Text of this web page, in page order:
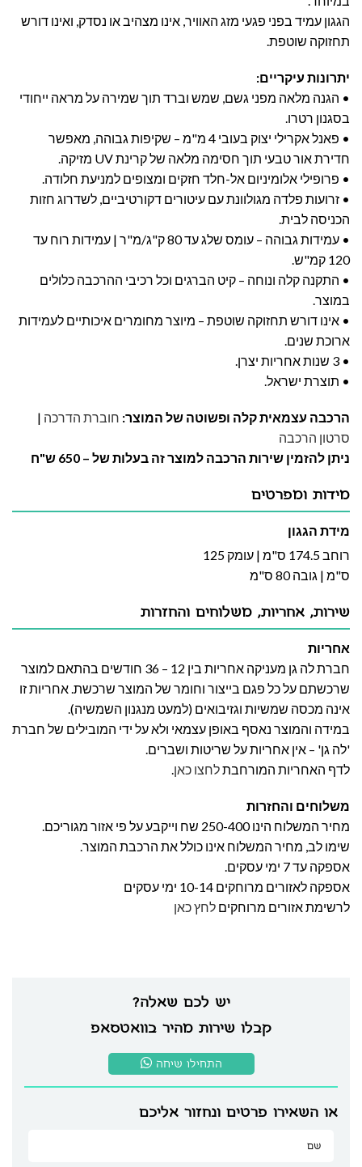
הגגון עמיד בפני פגעי מזג האוויר, אינו מצהיב או נסדק, ואינו דורש
תחזוקה שוטפת.
יתרונות עיקריים:
• הגנה מלאה מפני גשם, שמש וברד תוך שמירה על מראה ייחודי
בסגנון רטרו.
• פאנל אקרילי יצוק בעובי 4 מ"מ – שקיפות גבוהה, מאפשר
חדירת אור טבעי תוך חסימה מלאה של קרינת UV מזיקה.
• פרופילי אלומיניום אל-חלד חזקים ומצופים למניעת חלודה.
• זרועות פלדה מגולוונת עם עיטורים דקורטיביים, לשדרוג חזות
הכניסה לבית.
• עמידות גבוהה – עומס שלג עד 80 ק"ג/מ"ר | עמידות רוח עד
120 קמ"ש.
• התקנה קלה ונוחה – קיט הברגים וכל רכיבי ההרכבה כלולים
במוצר.
• אינו דורש תחזוקה שוטפת – מיוצר מחומרים איכותיים לעמידות
ארוכת שנים.
• 3 שנות אחריות יצרן.
• תוצרת ישראל.
הרכבה עצמאית קלה ופשוטה של המוצר: חוברת הדרכה |
סרטון הרכבה
ניתן להזמין שירות הרכבה למוצר זה בעלות של – 650 ש"ח
מידות ומפרטים
מידת הגגון
רוחב 174.5 ס"מ | עומק 125
ס"מ | גובה 80 ס"מ
יש לכם שאלה?
קבלו שירות מהיר בוואטסאפ
התחילו שיחה
או השאירו פרטים ונחזור אליכם
שירות, אחריות, משלוחים והחזרות
אחריות
חברת לה גן מעניקה אחריות בין 12 – 36 חודשים בהתאם למוצר
שרכשתם על כל פגם בייצור וחומר של המוצר שרכשת. אחריות זו
אינה מכסה שמשיות וגזיבואים (למעט מנגנון השמשיה).
במידה והמוצר נאסף באופן עצמאי ולא על ידי המובילים של חברת
'לה גן' – אין אחריות על שריטות ושברים.
לדף האחריות המורחבתלחצו כאן.
משלוחים והחזרות
מחיר המשלוח הינו 250-400 שח וייקבע על פי אזור מגוריכם.
שימו לב, מחיר המשלוח אינו כולל את הרכבת המוצר.
אספקה עד 7 ימי עסקים.
אספקה לאזורים מרוחקים 10-14 ימי עסקים
לרשימת אזורים מרוחקים לחץ כאן